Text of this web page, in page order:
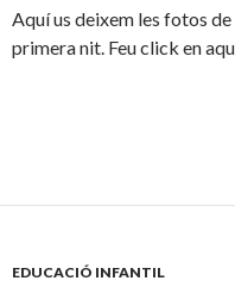
Aquí us deixem les fotos de
primera nit. Feu click en
EDUCACIÓ INFANTIL